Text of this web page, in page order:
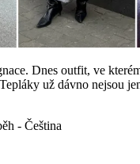
Dnes outfit, ve
už dávno nejsou
- Čeština